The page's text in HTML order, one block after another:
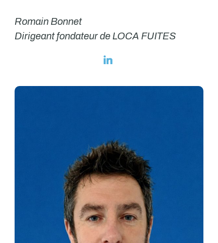
Romain Bonnet
Dirigeant fondateur de LOCA FUITES